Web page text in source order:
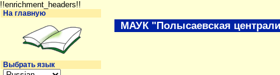
!!enrichment_headers!!
МАУК "Полысаевская
На главную
Выбрать язык